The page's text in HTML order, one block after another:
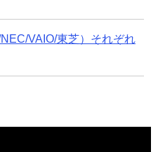
VAIO/東芝）それぞれ